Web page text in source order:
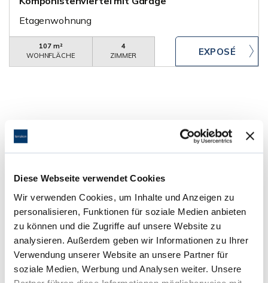
Diese Webseite verwendet Cookies
Wir verwenden Cookies, um Inhalte und Anzeigen zu
personalisieren, Funktionen für soziale Medien anbieten
zu können und die Zugriffe auf unsere Website zu
analysieren. Außerdem geben wir Informationen zu Ihrer
Verwendung unserer Website an unsere Partner für
soziale Medien, Werbung und Analysen weiter. Unsere
Etagenwohnung
107 m²
WOHNFLÄCHE
4
ZIMMER
Eppertshausen Erzhausen Florstadt
Frankfurt am Main Ginsheim-Gustavsburg
Groß-Gerau
Groß-Zimmern
Langen (Hessen) Laudenbach Mainz
Messel Münster Nauheim
Neu-Isenburg
Ober-Ramstadt Offenbach am Main
Reichelsheim (Odenwald) Reinheim
Rüsselsheim am Main Rödermark Schmitten